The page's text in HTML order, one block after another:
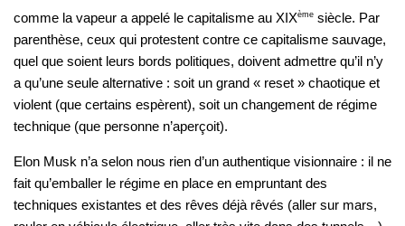
comme la vapeur a appelé le capitalisme au XIXème siècle. Par
parenthèse, ceux qui protestent contre ce capitalisme sauvage,
quel que soient leurs bords politiques, doivent admettre qu’il n’y
a qu’une seule alternative : soit un grand « reset » chaotique et
violent (que certains espèrent), soit un changement de régime
technique (que personne n’aperçoit).
Elon Musk n’a selon nous rien d’un authentique visionnaire : il ne
fait qu’emballer le régime en place en empruntant des
techniques existantes et des rêves déjà rêvés (aller sur mars,